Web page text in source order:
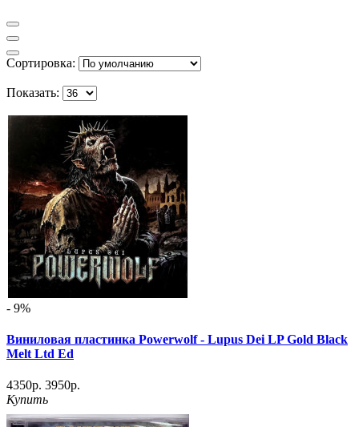
Сортировка:
Показать:
- 9%
Виниловая пластинка Powerwolf - Lupus Dei LP Gold Black
Melt Ltd Ed
4350р. 3950р.
Купить